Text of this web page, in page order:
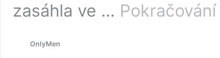
zasáhla ve …
OnlyMen